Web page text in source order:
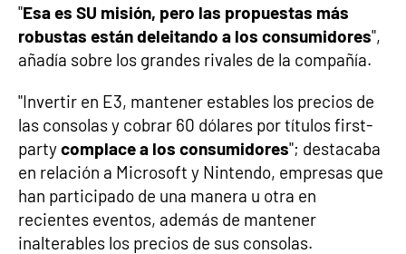
"Esa es SU misión, pero las propuestas más
robustas están deleitando a los consumidores",
añadía sobre los grandes rivales de la compañía.
"Invertir en E3, mantener estables los precios de
las consolas y cobrar 60 dólares por títulos first-
partycomplace a los consumidores"; destacaba
en relación a Microsoft y Nintendo, empresas que
han participado de una manera u otra en
recientes eventos, además de mantener
inalterables los precios de sus consolas.